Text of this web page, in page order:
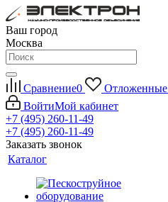
Ваш город
Москва
Сравнение0 Отложенные
ВойтиМой кабинет
+7 (495) 260-11-49
+7 (495) 260-11-49
Заказать звонок
Каталог